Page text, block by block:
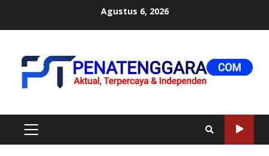
Agustus 6, 2026
PRIMARY
MENU